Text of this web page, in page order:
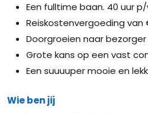
Een fulltime baan. 40 uur
Reiskostenvergoeding van
Doorgroeien naar
Grote kans op een vast
Een suuuuper mooie en
Wie ben jij